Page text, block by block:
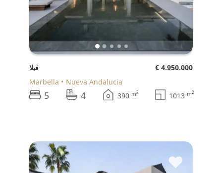
فيلا
€ 4.950.000
Marbella
Nueva Andalucia
5 4 390 m2 1013 m2
♥